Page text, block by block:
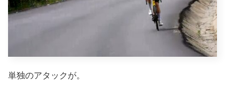
単独のアタックが。